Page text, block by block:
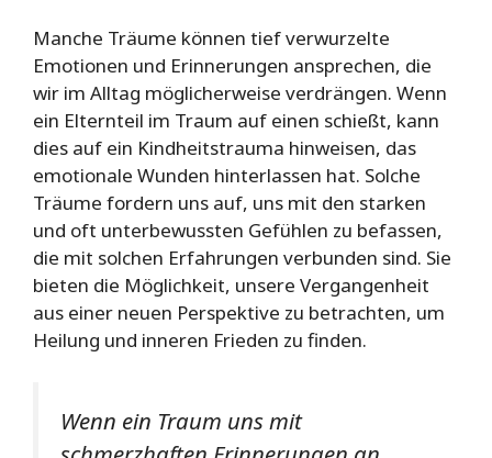
Manche Träume können tief verwurzelte
Emotionen und Erinnerungen ansprechen, die
wir im Alltag möglicherweise verdrängen. Wenn
ein Elternteil im Traum auf einen schießt, kann
dies auf ein Kindheitstrauma hinweisen, das
emotionale Wunden hinterlassen hat. Solche
Träume fordern uns auf, uns mit den starken
und oft unterbewussten Gefühlen zu befassen,
die mit solchen Erfahrungen verbunden sind. Sie
bieten die Möglichkeit, unsere Vergangenheit
aus einer neuen Perspektive zu betrachten, um
Heilung und inneren Frieden zu finden.
Wenn ein Traum uns mit